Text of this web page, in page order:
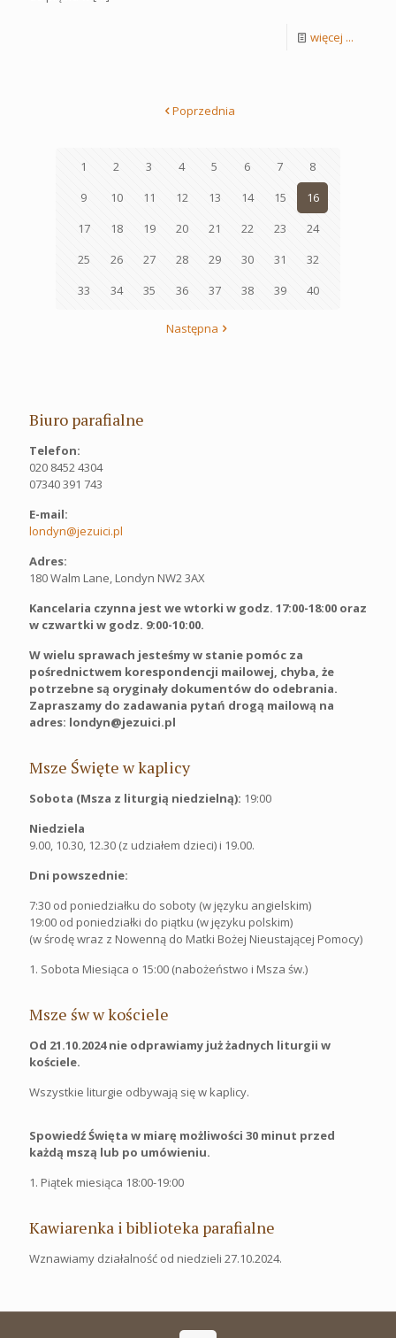
więcej ...
Poprzednia
1 2 3 4 5 6 7
8
9
10 11 12 13 14 15
16
17
18 19 20 21 22 23
24
25
26 27 28 29 30 31
32
33
34 35 36 37 38 39 40
Następna
Biuro parafialne
Telefon:
020 8452 4304
07340 391 743
E-mail:
londyn@jezuici.pl
Adres:
180 Walm Lane, Londyn NW2 3AX
Kancelaria czynna jest we wtorki w godz. 17:00-18:00 oraz
w czwartki w godz. 9:00-10:00.
W wielu sprawach jesteśmy w stanie pomóc za
pośrednictwem korespondencji mailowej, chyba, że
potrzebne są oryginały dokumentów do odebrania.
Zapraszamy do zadawania pytań drogą mailową na
adres: londyn@jezuici.pl
Msze Święte w kaplicy
Sobota (Msza z liturgią niedzielną): 19:00
Niedziela
9.00, 10.30, 12.30 (z udziałem dzieci) i 19.00.
Dni powszednie:
7:30 od poniedziałku do soboty (w języku angielskim)
19:00 od poniedziałki do piątku (w języku polskim)
(w środę wraz z Nowenną do Matki Bożej Nieustającej Pomocy)
1. Sobota Miesiąca o 15:00 (nabożeństwo i Msza św.)
Msze św w kościele
Od 21.10.2024 nie odprawiamy już żadnych liturgii w
kościele.
Wszystkie liturgie odbywają się w kaplicy.
Spowiedź Święta w miarę możliwości 30 minut przed
każdą mszą lub po umówieniu.
1. Piątek miesiąca 18:00-19:00
Kawiarenka i biblioteka parafialne
Wznawiamy działalność od niedzieli 27.10.2024.